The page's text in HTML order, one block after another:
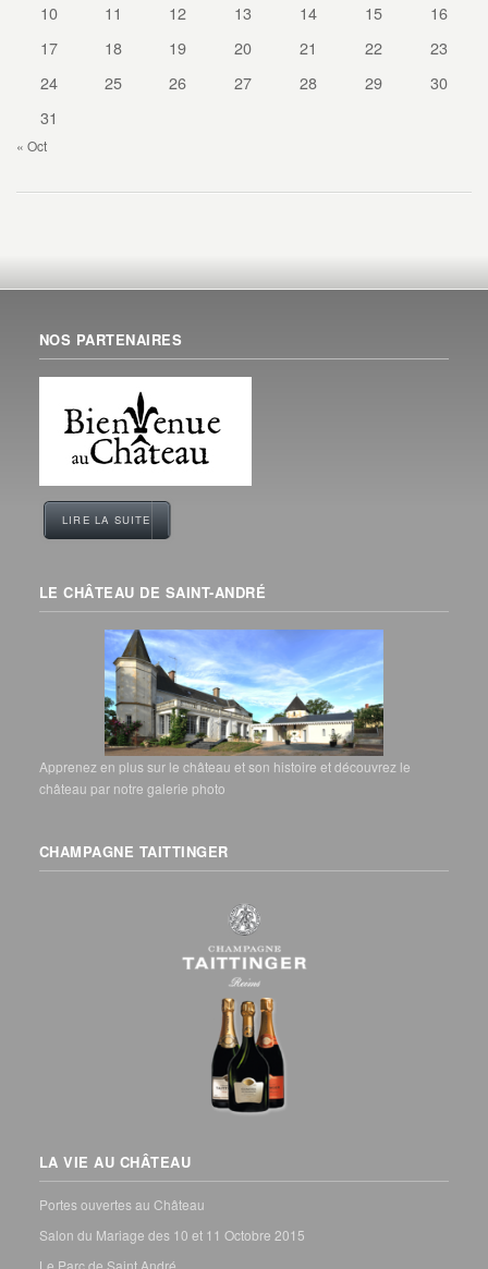
10
11 12 13 14 15
16
17
18 19 20 21 22
23
24
25 26 27 28 29
30
31
« Oct
NOS PARTENAIRES
LIRE LA SUITE
LE CHÂTEAU DE SAINT-ANDRÉ
Apprenez en plus sur le château et son histoire et découvrez le
château par notre galerie photo
CHAMPAGNE TAITTINGER
LA VIE AU CHÂTEAU
Portes ouvertes au Château
Salon du Mariage des 10 et 11 Octobre 2015